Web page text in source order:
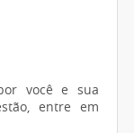
você e sua
entre em